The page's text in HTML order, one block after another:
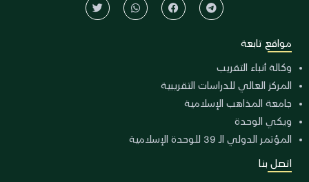
مواقع تابعة
وكالة أنباء التقريب
المركز العالي للدراسات التقريبية
جامعة المذاهب الإسلامية
ويكي الوحدة
المؤتمر الدولي الـ 39 للوحدة الإسلامية
اتصل بنا